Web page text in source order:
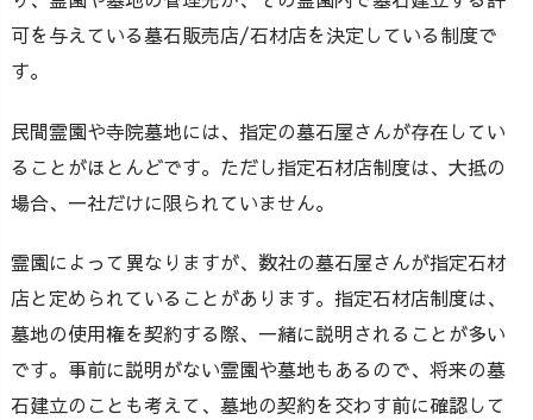
可を与えている墓石販売店/石材店を決定している制度で
す。
民間霊園や寺院墓地には、指定の墓石屋さんが存在してい
ることがほとんどです。ただし指定石材店制度は、大抵の
場合、一社だけに限られていません。
霊園によって異なりますが、数社の墓石屋さんが指定石材
店と定められていることがあります。指定石材店制度は、
墓地の使用権を契約する際、一緒に説明されることが多い
です。事前に説明がない霊園や墓地もあるので、将来の墓
石建立のことも考えて、墓地の契約を交わす前に確認して